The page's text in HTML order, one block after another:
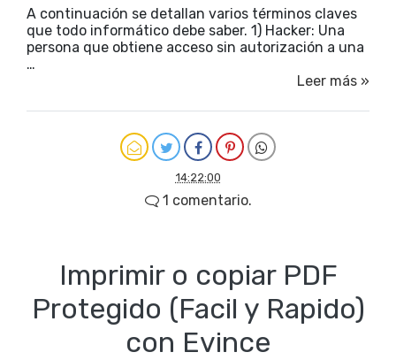
A continuación se detallan varios términos claves
que todo informático debe saber. 1) Hacker: Una
persona que obtiene acceso sin autorización a una
…
Leer más »
14:22:00
1 comentario.
Imprimir o copiar PDF
Protegido (Facil y Rapido)
con Evince